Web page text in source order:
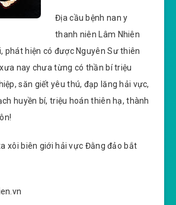
Địa cầu bệnh nan y
thanh niên Lâm Nhiên
phát hiện có được Nguyên Sư thiên
nay chưa từng có thần bí triệu
săn giết yêu thú, đạp lăng hải vực,
huyền bí, triệu hoán thiên hạ, thành
xôi biên giới hải vực Đằng đảo bắt